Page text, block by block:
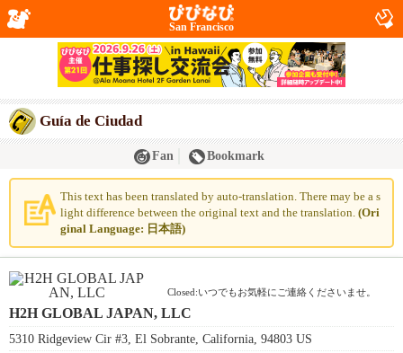
San Francisco
Guía de Ciudad
Fan Bookmark
This text has been translated by auto-translation. There may be a s
light difference between the original text and the translation. (Ori
ginal Language: 日本語)
Closed:いつでもお気軽にご連絡くださいませ。
H2H GLOBAL JAPAN, LLC
5310 Ridgeview Cir #3, El Sobrante, California, 94803 US